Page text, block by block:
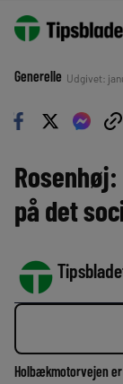
Generelle Udgivet:
på det
Holbækmotorvejen er